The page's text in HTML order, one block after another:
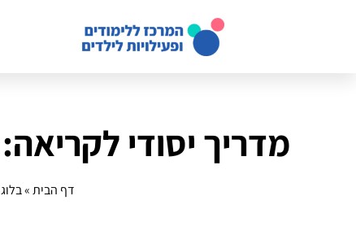
מדריך יסודי
דף הבית»בלוג